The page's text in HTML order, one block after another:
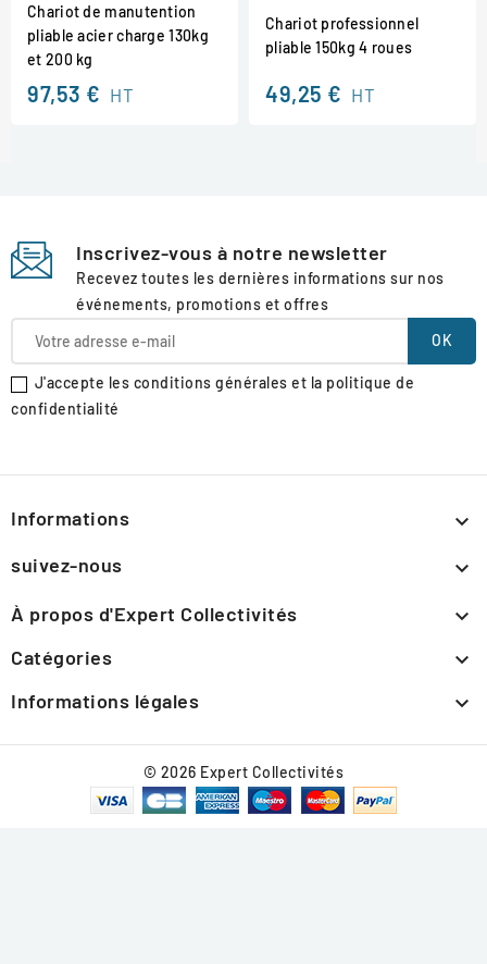
Chariot de manutention
pliable acier charge 130kg
et 200 kg
97,53 € HT
Chariot professionnel
pliable 150kg 4 roues
49,25 € HT
Inscrivez-vous à notre newsletter
Recevez toutes les dernières informations sur nos
événements, promotions et offres
J'accepte les conditions générales et la politique de
confidentialité
Informations 
suivez-nous 
À propos d'Expert Collectivités 
Catégories 
Informations légales 
© 2026 Expert Collectivités